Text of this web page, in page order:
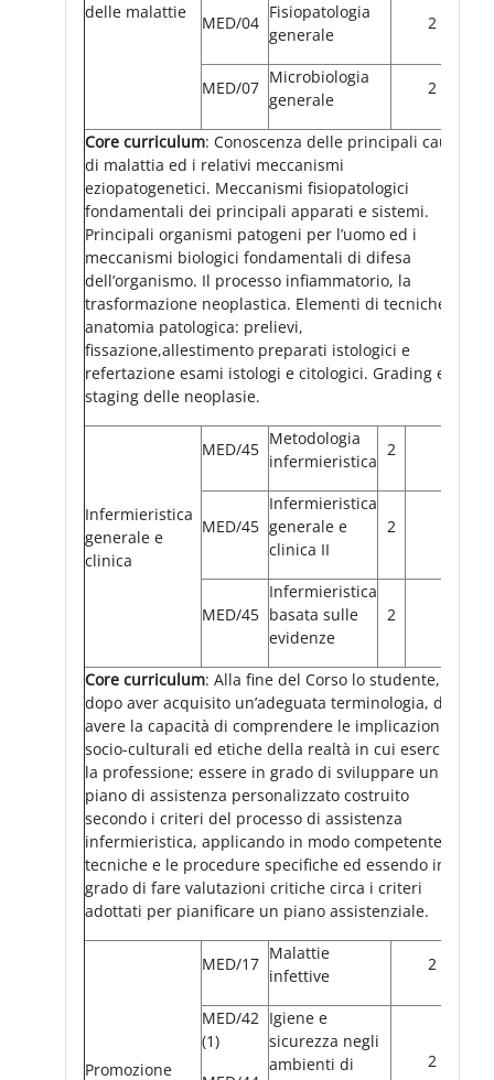
delle malattie
MED/04
Fisiopatologia
generale
2
MED/07
Microbiologia
generale
2
Core curriculum: Conoscenza delle principali cause
di malattia ed i relativi meccanismi
eziopatogenetici. Meccanismi fisiopatologici
fondamentali dei principali apparati e sistemi.
Principali organismi patogeni per l’uomo ed i
meccanismi biologici fondamentali di difesa
dell’organismo. Il processo infiammatorio, la
trasformazione neoplastica. Elementi di tecniche in
anatomia patologica: prelievi,
fissazione,allestimento preparati istologici e
refertazione esami istologi e citologici. Grading e
staging delle neoplasie.
Infermieristica
generale e
clinica
MED/45
Metodologia
infermieristica
2
MED/45
Infermieristica
generale e
clinica II
2
MED/45
Infermieristica
basata sulle
evidenze
2
Core curriculum: Alla fine del Corso lo studente,
dopo aver acquisito un’adeguata terminologia, deve:
avere la capacità di comprendere le implicazioni
socio-culturali ed etiche della realtà in cui esercita
la professione; essere in grado di sviluppare un
piano di assistenza personalizzato costruito
secondo i criteri del processo di assistenza
infermieristica, applicando in modo competente le
tecniche e le procedure specifiche ed essendo in
grado di fare valutazioni critiche circa i criteri
adottati per pianificare un piano assistenziale.
Promozione
MED/17
Malattie
infettive
2
MED/42
(1)
Igiene e
sicurezza negli
ambienti di
2